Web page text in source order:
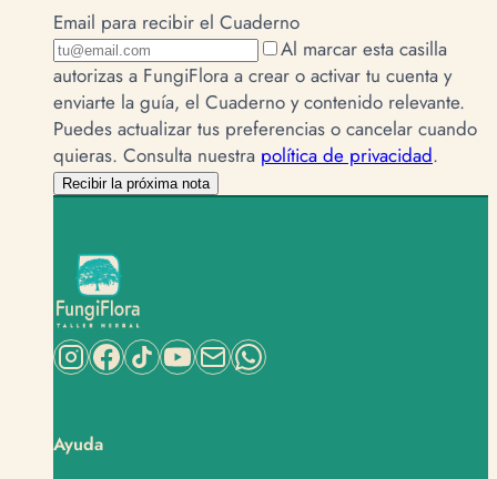
Email para recibir el Cuaderno
Al marcar esta casilla
autorizas a FungiFlora a crear o activar tu cuenta y
enviarte la guía, el Cuaderno y contenido relevante.
Puedes actualizar tus preferencias o cancelar cuando
quieras. Consulta nuestra política de privacidad.
Recibir la próxima nota
Ayuda